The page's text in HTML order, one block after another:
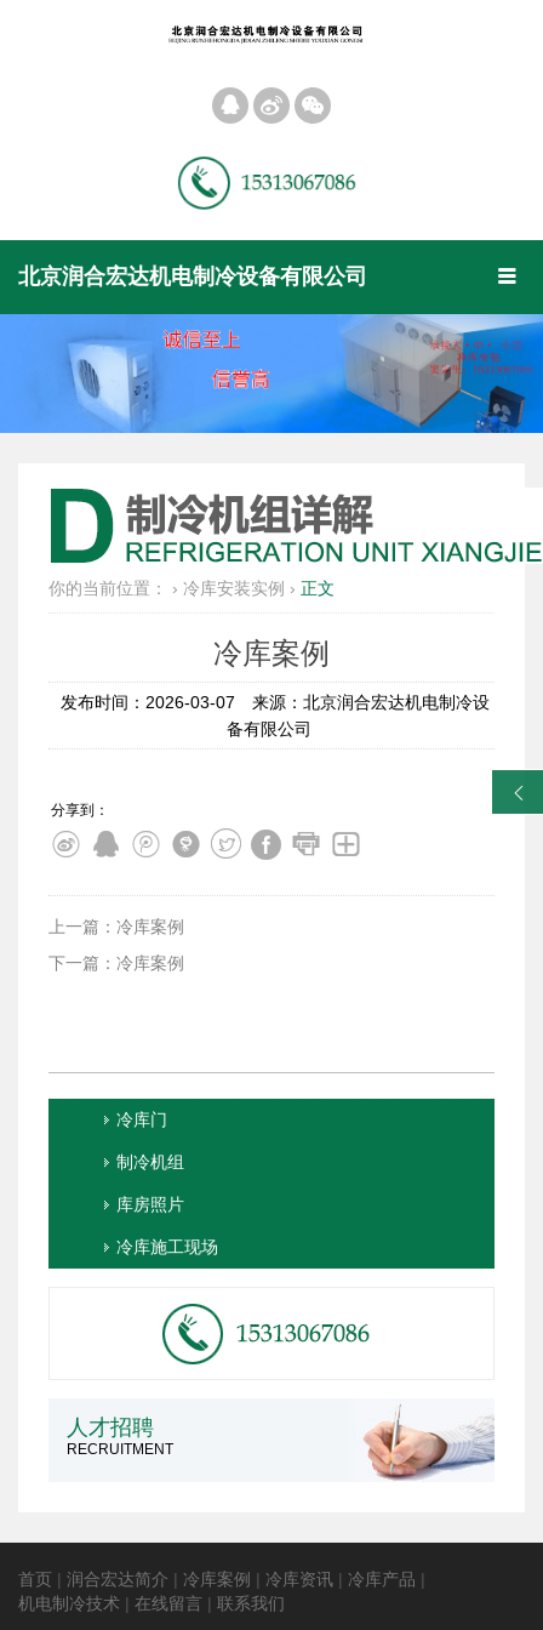
󰀝 󰀠 󰀡
󰀥
北京润合宏达机电制冷设备有限公司
你的当前位置： › 冷库安装实例 › 正文
冷库案例
发布时间：2026-03-07
来源：北京润合宏达机电制冷设
备有限公司
分享到：
上一篇：冷库案例
下一篇：冷库案例
冷库门
制冷机组
库房照片
冷库施工现场
人才招聘
RECRUITMENT
首页 | 润合宏达简介 | 冷库案例 | 冷库资讯 | 冷库产品 |
机电制冷技术 | 在线留言 | 联系我们
󰀓